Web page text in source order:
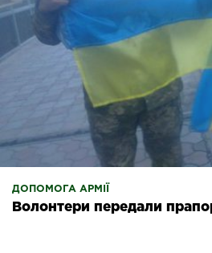
ДОПОМОГА АРМІЇ
Волонтери передали